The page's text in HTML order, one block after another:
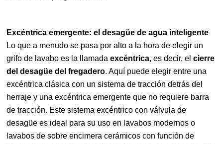
Excéntrica emergente: el desagüe de agua inteligente
Lo que a menudo se pasa por alto a la hora de elegir un
grifo de lavabo es la llamadaexcéntrica, es decir, elcierre
del desagüe del fregadero. Aquí puede elegir entre una
excéntrica clásica con un sistema de tracción detrás del
herraje y una excéntrica emergente que no requiere barra
de tracción. Este sistema excéntrico con válvula de
desagüe es ideal para su uso en lavabos modernos o
lavabos de sobre encimera cerámicos con función de